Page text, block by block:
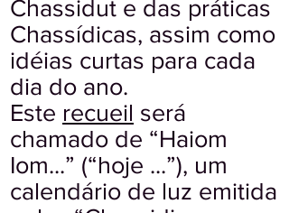
Chassidut e das práticas
Chassídicas, assim como
idéias curtas para cada
dia do ano.
Este recueil será
chamado de “Haiom
Iom...” (“hoje ...”), um
calendário de luz emitida